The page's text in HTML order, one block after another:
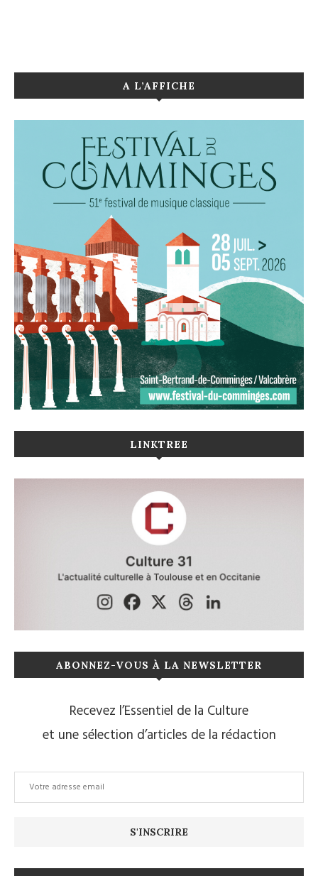
A L’AFFICHE
LINKTREE
ABONNEZ-VOUS À LA NEWSLETTER
Recevez l’Essentiel de la Culture
et une sélection d’articles de la rédaction